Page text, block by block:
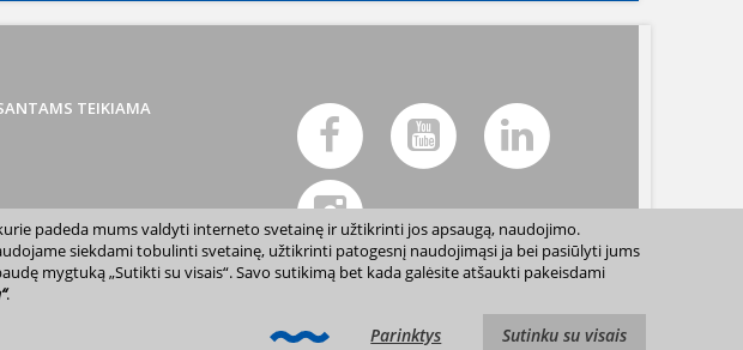
TEIKIAMA
informaciją be autorių sutikimo draudžiama. |
padeda mums valdyti interneto svetainę ir užtikrinti jos apsaugą, naudojimo.
siekdami tobulinti svetainę, užtikrinti patogesnį naudojimąsi ja bei pasiūlyti jums
mygtuką „Sutikti su visais“. Savo sutikimą bet kada galėsite atšaukti pakeisdami
.
Parinktys Sutinku su visais